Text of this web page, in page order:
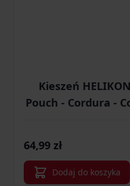
Kieszeń
Pouch - Cordura -
64,99 zł
Dodaj do koszyka